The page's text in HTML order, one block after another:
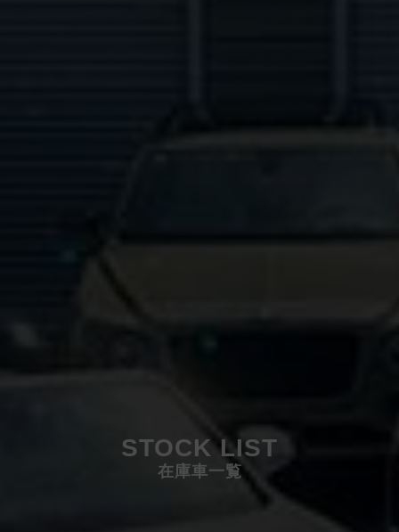
STOCK LIST
在庫車一覧